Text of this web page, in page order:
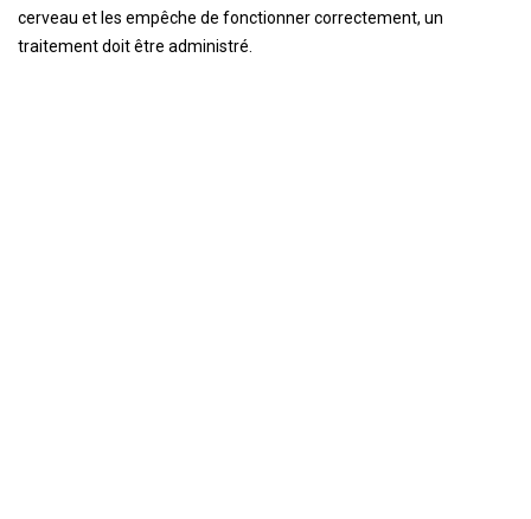
cerveau et les empêche de fonctionner correctement, un
traitement doit être administré.